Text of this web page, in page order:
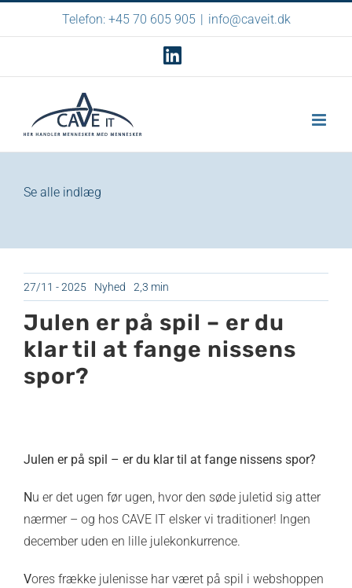
Telefon: +45 70 605 905 | info@caveit.dk
Se alle indlæg
27/11 - 2025 Nyhed 2,3 min
Julen er på spil – er du
klar til at fange nissens
spor?
Julen er på spil – er du klar til at fange nissens spor?
Nu er det ugen før ugen, hvor den søde juletid sig atter
nærmer – og hos CAVE IT elsker vi traditioner! Ingen
december uden en lille julekonkurrence.
Vores frække julenisse har været på spil i webshoppen